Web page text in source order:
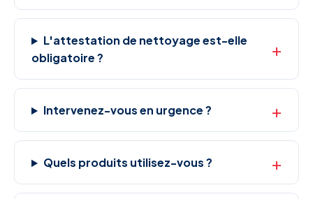
L'attestation de nettoyage est-elle
obligatoire ?
Intervenez-vous en urgence ?
Quels produits utilisez-vous ?